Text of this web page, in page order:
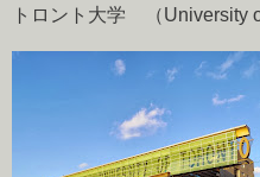
トロント大学 （University